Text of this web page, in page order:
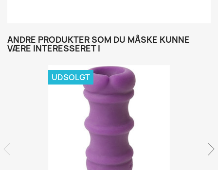
ANDRE PRODUKTER SOM DU MÅSKE KUNNE
VÆRE INTERESSERET I
UDSOLGT